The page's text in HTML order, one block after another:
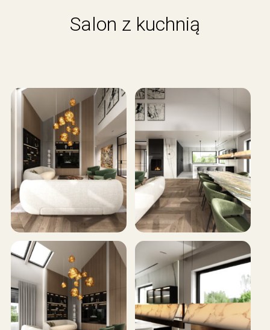
Salon z kuchnią